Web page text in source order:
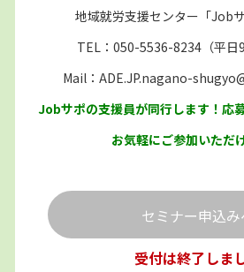
地域就労支援センター「Job
TEL：050-5536-8234（平日
Mail：ADE.JP.nagano-
Jobサポの支援員が同行します！応
お気軽にご参加いただ
セミナー申込み
受付は終了しま